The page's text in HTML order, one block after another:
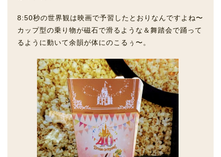
8:50秒の世界観は映画で予習したとおりなんですよね〜
カップ型の乗り物が磁石で滑るような＆舞踏会で踊って
るように動いて余韻が体にのこるぅ〜。